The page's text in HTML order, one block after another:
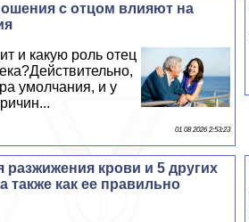
с отцом влияют на
и какую роль отец
умолчания, и у
01 08 2026 2:53:23
разжижения крови и 5 других
также как ее правильно